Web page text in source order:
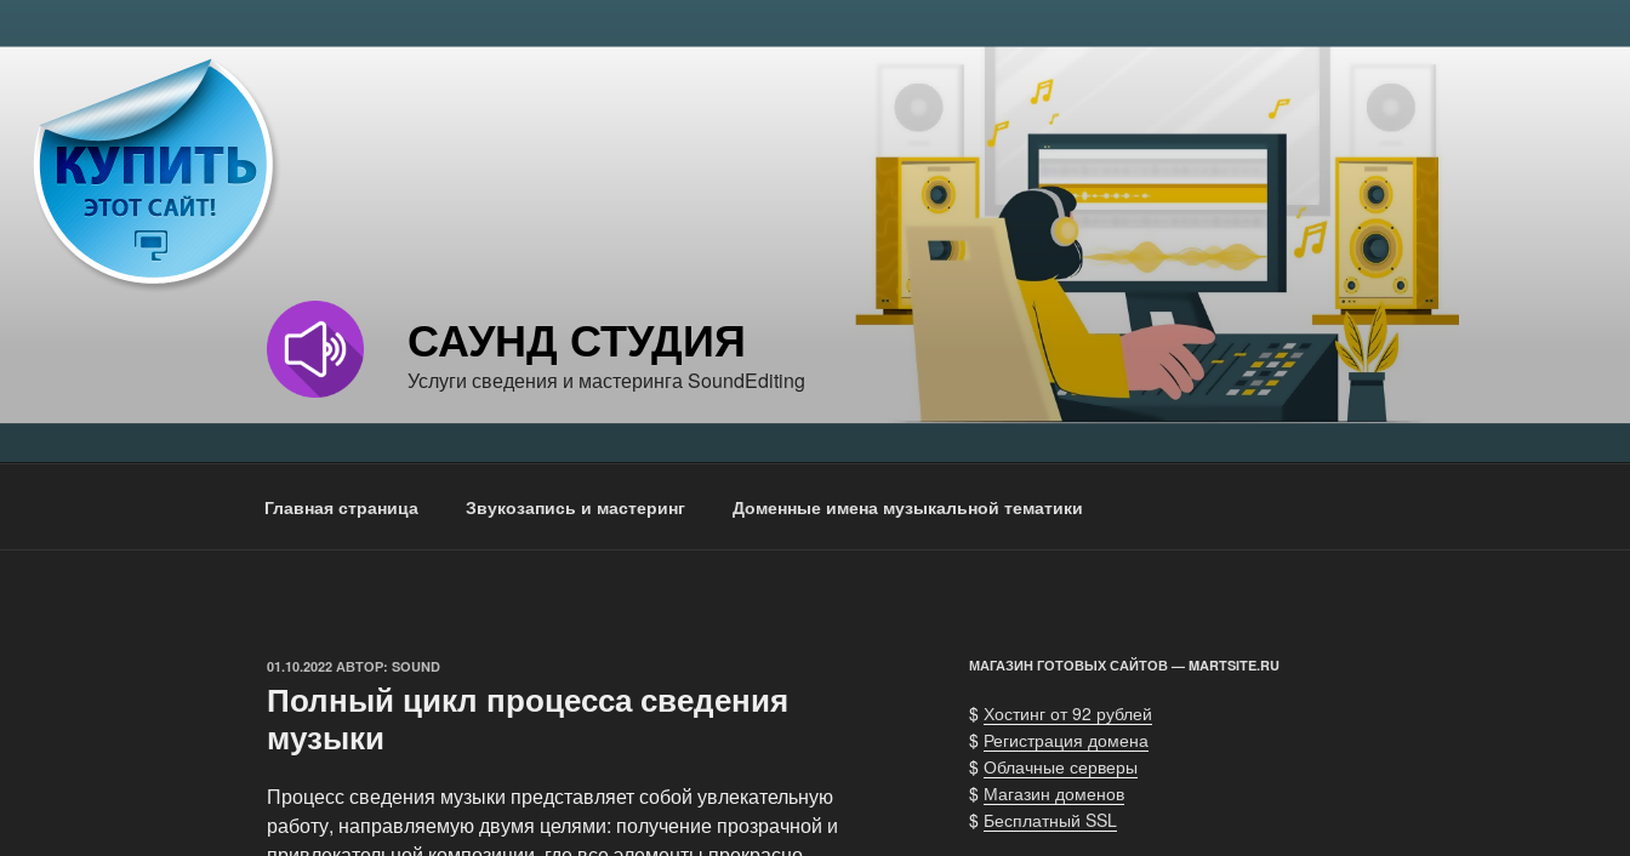
к
САУНД СТУДИЯ
Услуги сведения и мастеринга SoundEditing
Главная страница Звукозапись и мастеринг Доменные имена музыкальной тематики
ОПУБЛИКОВАНО
01.10.2022 АВТОР: SOUND
Полный цикл процесса сведения
музыки
Процесс сведения музыки представляет собой увлекательную
работу, направляемую двумя целями: получение прозрачной и
МАГАЗИН ГОТОВЫХ САЙТОВ — MARTSITE.RU
$ Хостинг от 92 рублей
$ Регистрация домена
$ Облачные серверы
$ Магазин доменов
$ Бесплатный SSL